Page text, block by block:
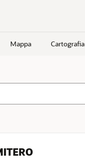
Mappa Cartografia